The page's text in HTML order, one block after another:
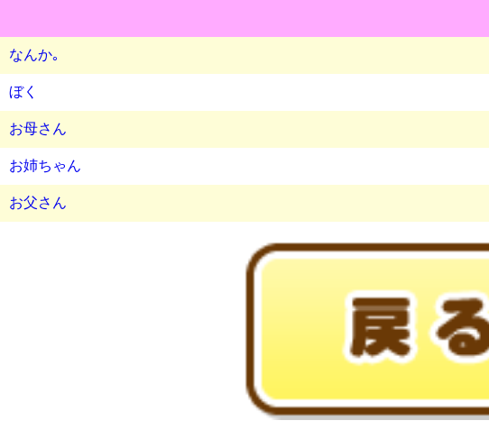
なんか｡
ぼく
お母さん
お姉ちゃん
お父さん